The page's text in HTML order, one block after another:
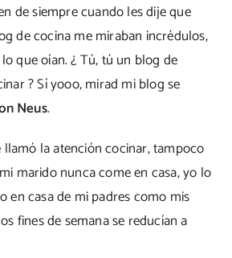
de siempre cuando les dije que
de cocina me miraban incrédulos,
que oían. ¿ Tú, tú un blog de
? Sí yooo, mirad mi blog se
Neus.
la atención cocinar, tampoco
marido nunca come en casa, yo lo
en casa de mi padres como mis
fines de semana se reducían a